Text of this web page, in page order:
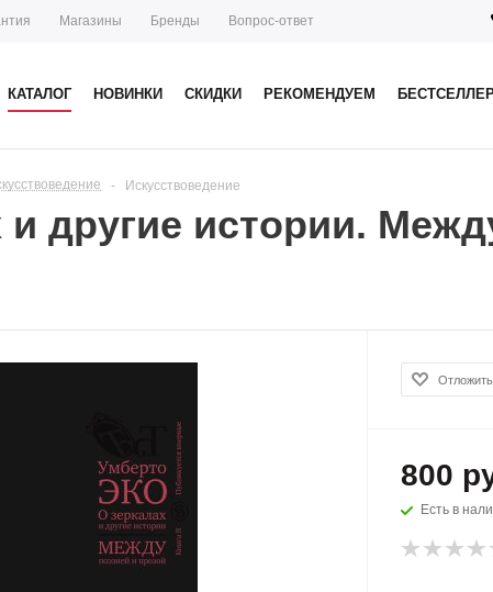
Магазины Бренды Вопрос-ответ
КАТАЛОГ НОВИНКИ СКИДКИ РЕКОМЕНДУЕМ
- Искусствоведение
и другие истории.
Отложить
800
Есть в